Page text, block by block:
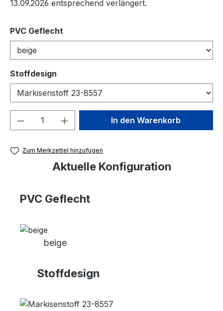
13.09.2026 entsprechend verlängert.
PVC Geflecht
Stoffdesign
Produkt Anzahl: Gib denIn den Warenkorb
Zum Merkzettel hinzufügen
Aktuelle Konfiguration
PVC Geflecht
beige
Stoffdesign